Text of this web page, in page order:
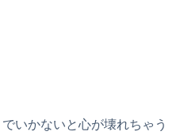
いかないと心が壊れちゃう